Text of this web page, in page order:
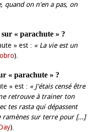
quand on n'en a pas, on
« parachute » ?
» est : « La vie est un
).
« parachute » ?
» est : « J'étais censé être
retrouve à trainer ton
tes rasta qui dépassent
sur terre pour [...]
).